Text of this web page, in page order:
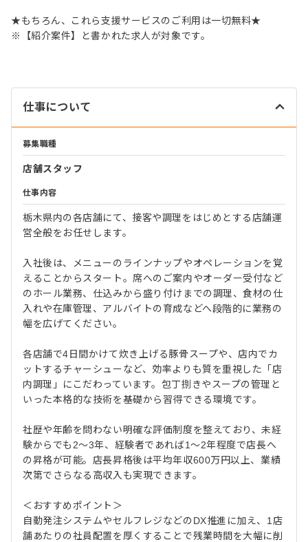
★もちろん、これら支援サービスのご利用は一切無料★
※【紹介案件】と書かれた求人が対象です。
仕事について
募集職種
店舗スタッフ
仕事内容
栃木県内の各店舗にて、接客や調理をはじめとする店舗運
営全般をお任せします。
入社後は、メニューのラインナップやオペレーションを覚
えることからスタート。席へのご案内やオーダー受付など
のホール業務、仕込みから盛り付けまでの調理、食材の仕
入れや在庫管理、アルバイトの育成などへ段階的に業務の
幅を広げてください。
各店舗で4日間かけて炊き上げる豚骨スープや、店内でカ
ットするチャーシューなど、効率よりも質を重視した「店
内調理」にこだわっています。包丁捌きやスープの管理と
いった本格的な技術を基礎から習得できる環境です。
社歴や年齢を問わない明確な評価制度を整えており、未経
験からでも2〜3年、経験者であれば1〜2年程度で店長へ
の昇格が可能。店長昇格後は平均年収600万円以上、業績
次第でさらなる高収入も実現できます。
＜おすすめポイント＞
自動発注システムやセルフレジなどのDX推進に加え、1店
舗あたりの社員配置を厚くすることで残業時間を大幅に削